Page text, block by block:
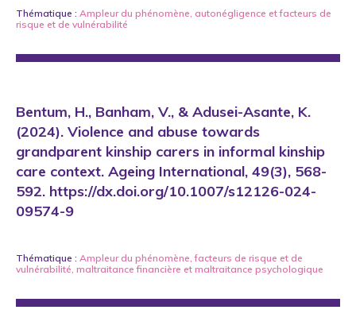
Thématique : Ampleur du phénomène, autonégligence etfacteurs de
risque et de vulnérabilité
Bentum, H., Banham, V., & Adusei-Asante, K.
(2024). Violence and abuse towards
grandparent kinship carers in informal kinship
care context. Ageing International, 49(3), 568-
592. https://dx.doi.org/10.1007/s12126-024-
09574-9
Thématique : Ampleur du phénomène,facteurs de risque et de
vulnérabilité, maltraitance financière et maltraitance psychologique